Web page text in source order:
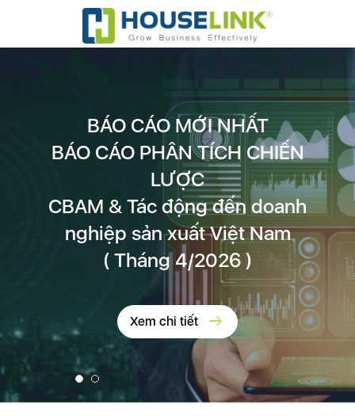
BÁO CÁO MỚI NHẤT
BÁO CÁO PHÂN TÍCH CHIẾN
LƯỢC
CBAM & Tác động đến doanh
nghiệp sản xuất Việt Nam
( Tháng 4/2026 )
Xem chi tiết arrow_right_alt